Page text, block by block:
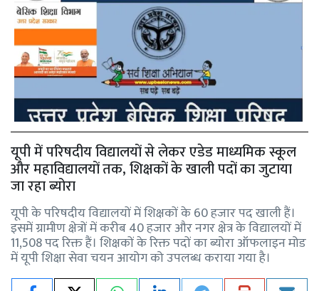
यूपी में परिषदीय विद्यालयों से लेकर एडेड माध्यमिक स्कूल
और महाविद्यालयों तक, शिक्षकों के खाली पदों का जुटाया
जा रहा ब्योरा
यूपी के परिषदीय विद्यालयों में शिक्षकों के 60 हजार पद खाली हैं।
इसमें ग्रामीण क्षेत्रों में करीब 40 हजार और नगर क्षेत्र के विद्यालयों में
11,508 पद रिक्त हैं। शिक्षकों के रिक्त पदों का ब्योरा ऑफलाइन मोड
में यूपी शिक्षा सेवा चयन आयोग को उपलब्ध कराया गया है।